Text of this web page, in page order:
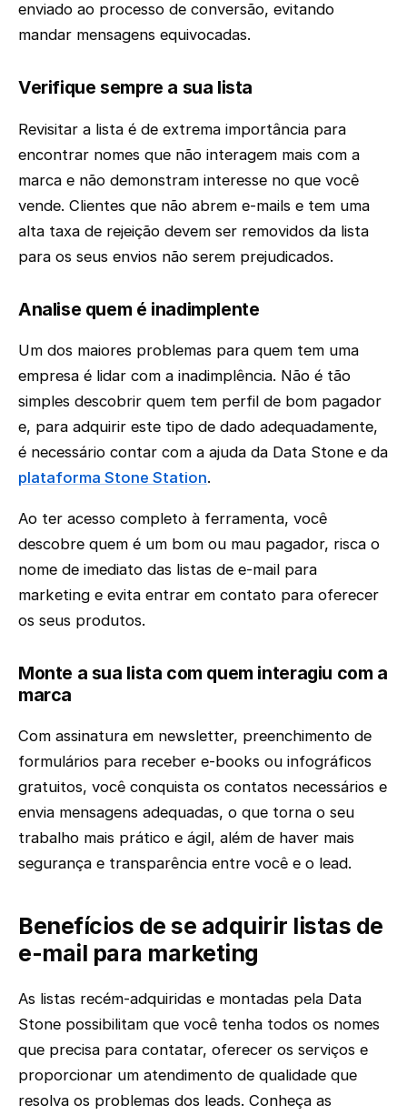
enviado ao processo de conversão, evitando
mandar mensagens equivocadas.
Verifique sempre a sua lista
Revisitar a lista é de extrema importância para
encontrar nomes que não interagem mais com a
marca e não demonstram interesse no que você
vende. Clientes que não abrem e-mails e tem uma
alta taxa de rejeição devem ser removidos da lista
para os seus envios não serem prejudicados.
Analise quem é inadimplente
Um dos maiores problemas para quem tem uma
empresa é lidar com a inadimplência. Não é tão
simples descobrir quem tem perfil de bom pagador
e, para adquirir este tipo de dado adequadamente,
é necessário contar com a ajuda da Data Stone e da
plataforma Stone Station.
Ao ter acesso completo à ferramenta, você
descobre quem é um bom ou mau pagador, risca o
nome de imediato das listas de e-mail para
marketing e evita entrar em contato para oferecer
os seus produtos.
Monte a sua lista com quem interagiu com a
marca
Com assinatura em newsletter, preenchimento de
formulários para receber e-books ou infográficos
gratuitos, você conquista os contatos necessários e
envia mensagens adequadas, o que torna o seu
trabalho mais prático e ágil, além de haver mais
segurança e transparência entre você e o lead.
Benefícios de se adquirir listas de
e-mail para marketing
As listas recém-adquiridas e montadas pela Data
Stone possibilitam que você tenha todos os nomes
que precisa para contatar, oferecer os serviços e
proporcionar um atendimento de qualidade que
resolva os problemas dos leads. Conheça as